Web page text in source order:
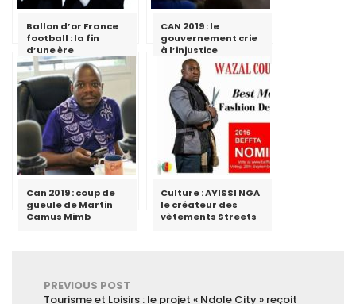
Ballon d’or France
football : la fin
d’une ère
CAN 2019 : le
gouvernement crie
à l’injustice
Can 2019 : coup de
gueule de Martin
Camus Mimb
Culture : AYISSI NGA
le créateur des
vêtements Streets
PREVIOUS POST
Tourisme et Loisirs : le projet « Ndole City » reçoit